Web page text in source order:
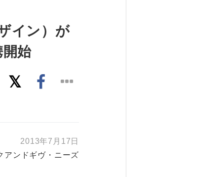
イン）が
開始
2013年7月17日
アンドギヴ・ニーズ